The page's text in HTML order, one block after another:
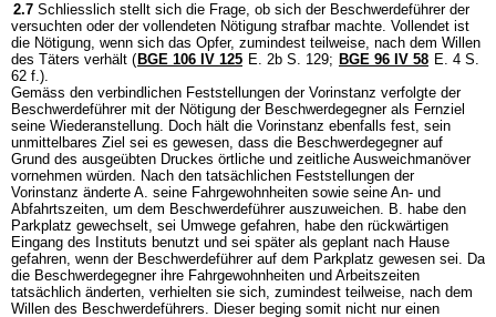
2.7 Schliesslich stellt sich die Frage, ob sich der Beschwerdeführer der
versuchten oder der vollendeten Nötigung strafbar machte. Vollendet ist
die Nötigung, wenn sich das Opfer, zumindest teilweise, nach dem Willen
des Täters verhält ( BGE 106 IV 125 E. 2b S. 129; BGE 96 IV 58 E. 4 S.
62 f.).
Gemäss den verbindlichen Feststellungen der Vorinstanz verfolgte der
Beschwerdeführer mit der Nötigung der Beschwerdegegner als Fernziel
seine Wiederanstellung. Doch hält die Vorinstanz ebenfalls fest, sein
unmittelbares Ziel sei es gewesen, dass die Beschwerdegegner auf
Grund des ausgeübten Druckes örtliche und zeitliche Ausweichmanöver
vornehmen würden. Nach den tatsächlichen Feststellungen der
Vorinstanz änderte A. seine Fahrgewohnheiten sowie seine An- und
Abfahrtszeiten, um dem Beschwerdeführer auszuweichen. B. habe den
Parkplatz gewechselt, sei Umwege gefahren, habe den rückwärtigen
Eingang des Instituts benutzt und sei später als geplant nach Hause
gefahren, wenn der Beschwerdeführer auf dem Parkplatz gewesen sei. Da
die Beschwerdegegner ihre Fahrgewohnheiten und Arbeitszeiten
tatsächlich änderten, verhielten sie sich, zumindest teilweise, nach dem
Willen des Beschwerdeführers. Dieser beging somit nicht nur einen